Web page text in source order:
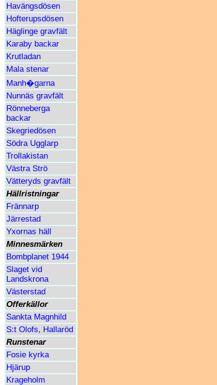
Havängsdösen
Hofterupsdösen
Häglinge gravfält
Karaby backar
Krutladan
Mala stenar
Manh�garna
Nunnäs gravfält
Rönneberga
backar
Skegriedösen
Södra Ugglarp
Trollakistan
Västra Strö
Vätteryds gravfält
Hällristningar
Frännarp
Järrestad
Yxornas häll
Minnesmärken
Bombplanet 1944
Slaget vid
Landskrona
Västerstad
Offerkällor
Sankta Magnhild
S:t Olofs, Hallaröd
Runstenar
Fosie kyrka
Hjärup
Krageholm